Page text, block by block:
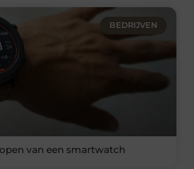
BEDRIJVEN
van een smartwatch